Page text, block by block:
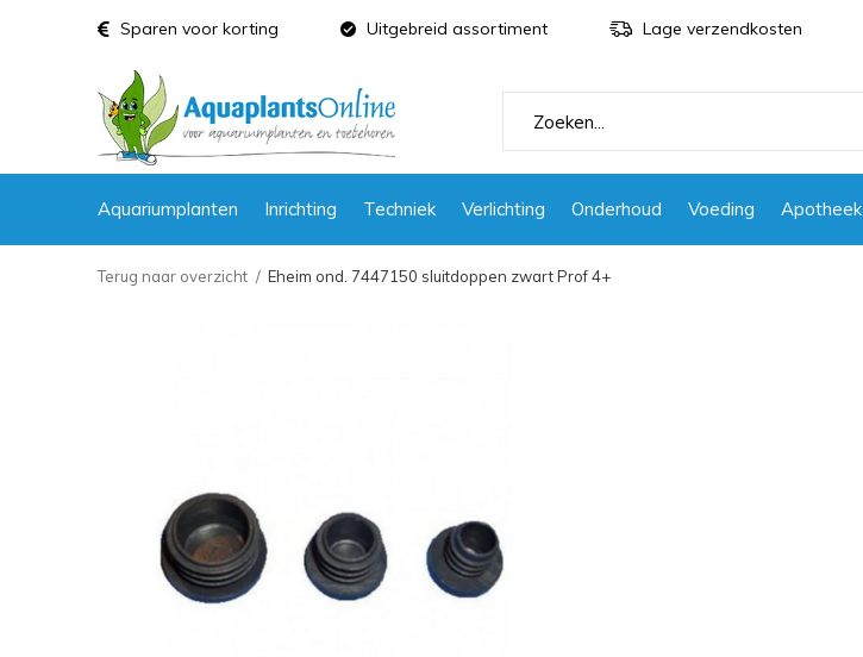
Aquariumplanten Inrichting Techniek Verlichting Onderhoud Voeding Apotheek
Sparen voor korting Uitgebreid assortiment Lage verzendkosten
Terug naar overzicht Eheim ond. 7447150 sluitdoppen zwart Prof 4+